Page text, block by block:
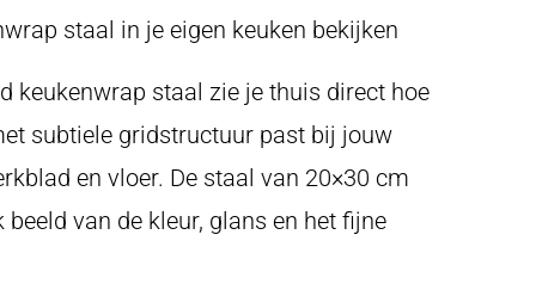
staal in je eigen keuken bekijken
keukenwrap staal zie je thuis direct hoe
subtiele gridstructuur past bij jouw
en vloer. De staal van 20×30 cm
van de kleur, glans en het fijne